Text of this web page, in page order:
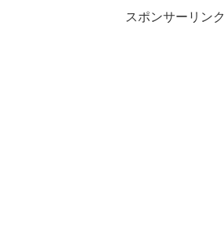
スポンサーリンク